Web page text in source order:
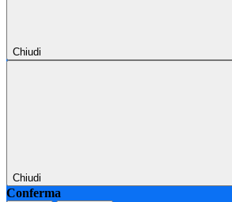
Chiudi
Chiudi
Conferma